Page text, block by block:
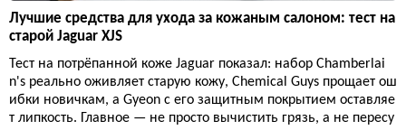
Лучшие средства для ухода за кожаным салоном: тест на
старой Jaguar XJS
Тест на потрёпанной коже Jaguar показал: набор Chamberlai
n's реально оживляет старую кожу, Chemical Guys прощает ош
ибки новичкам, а Gyeon с его защитным покрытием оставляе
т липкость. Главное — не просто вычистить грязь, а не пересу